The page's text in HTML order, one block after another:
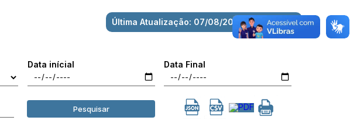
Última Atualização: 07/08/2026 às 09:15:48
Data inícial Data Final
Pesquisar